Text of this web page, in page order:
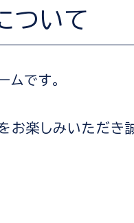
ついて
です。
お楽しみいただき